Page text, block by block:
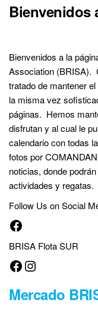
Bienvenidos
Bienvenidos a la
Association (BRISA).
tratado de mantener
la misma vez
páginas. Hemos
disfrutan y al cual le
calendario con todas
fotos por
noticias, donde
actividades y regatas.
Follow Us on Social
Facebook
BRISA Flota SUR
Facebook Instagram
Mercado